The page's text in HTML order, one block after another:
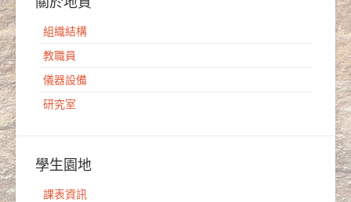
組織結構
教職員
儀器設備
研究室
學生園地
課表資訊